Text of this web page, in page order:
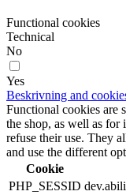
Functional cookies
Technical
No
Yes
Beskrivning and
Functional cookies are
the shop, as well as for
refuse their use. They
and use the different
Cookie
PHP_SESSID